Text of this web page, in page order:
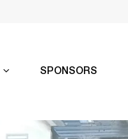
SPONSORS